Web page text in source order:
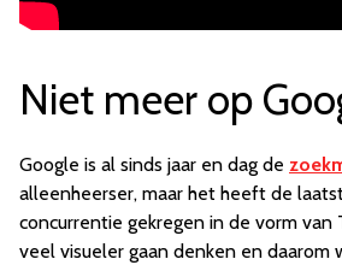
Niet meer op
Google is al sinds jaar en dag de
alleenheerser, maar het heeft de
concurrentie gekregen in de vorm van
veel visueler gaan denken en daarom